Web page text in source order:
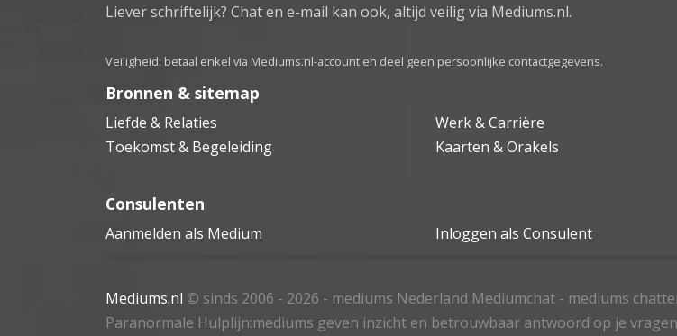
Liever schriftelijk? Chat en e-mail kan ook, altijd veilig via Mediums.nl.
Veiligheid: betaal enkel via Mediums.nl-account en deel geen persoonlijke contactgegevens.
Bronnen & sitemap
Liefde & Relaties Werk & Carrière
Toekomst & Begeleiding
Kaarten & Orakels
Consulenten
Aanmelden als Medium Inloggen als Consulent
Mediums.nl © sinds 2006 - 2026 - mediums Nederland Mediumchat - mediums
Paranormale Hulplijn:mediums geven inzicht en betrouwbaar antwoord op je